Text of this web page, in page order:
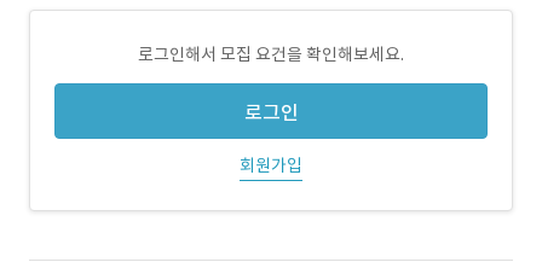
로그인해서 모집 요건을 확인해보세요.
로그인
회원가입